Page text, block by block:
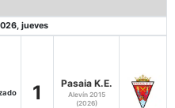
jueves
1 Pasaia K.E.
Alevín 2015
(2026)